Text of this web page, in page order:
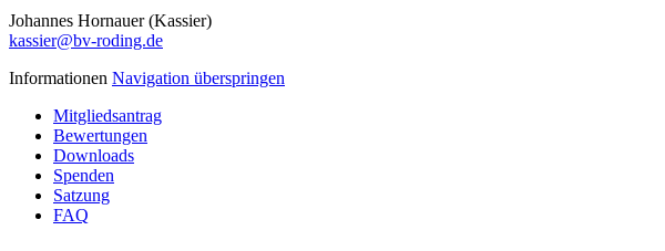
Johannes Hornauer (Kassier)
kassier@bv-roding.de
Informationen Navigation überspringen
Mitgliedsantrag
Bewertungen
Downloads
Spenden
Satzung
FAQ